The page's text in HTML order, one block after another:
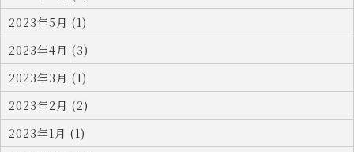
2023年5月 (1)
2023年4月 (3)
2023年3月 (1)
2023年2月 (2)
2023年1月 (1)